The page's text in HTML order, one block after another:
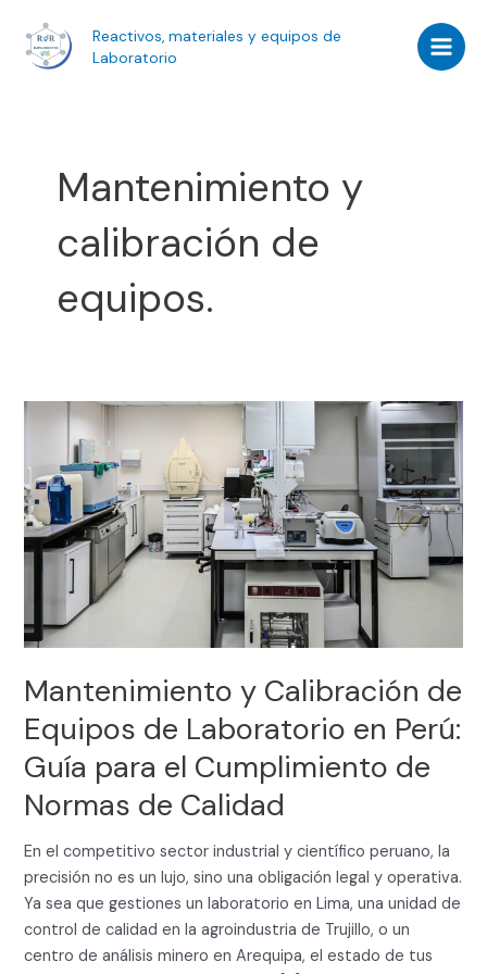
contenido
Reactivos, materiales y equipos de
Laboratorio
Main
Mantenimiento y
calibración de
equipos.
Mantenimiento y Calibración de
Equipos de Laboratorio en Perú:
Guía para el Cumplimiento de
Normas de Calidad
En el competitivo sector industrial y científico peruano, la
precisión no es un lujo, sino una obligación legal y operativa.
Ya sea que gestiones un laboratorio en Lima, una unidad de
control de calidad en la agroindustria de Trujillo, o un
centro de análisis minero en Arequipa, el estado de tus
Mantenimiento
Calibración
de
Equipos
de
Laboratorio
Perú:
Guía
el
Cumplimiento
de
Normas
de